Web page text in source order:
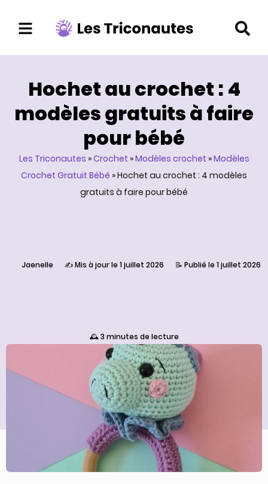
Aller
au
Hochet au crochet : 4
modèles gratuits à faire
pour bébé
Les Triconautes »Crochet »Modèles crochet »Modèles
Crochet Gratuit Bébé »Hochet au crochet : 4 modèles
gratuits à faire pour bébé
Jaenelle ✍️ Mis à jour le 1 juillet 2026 📝 Publié le 1 juillet 2026
🕰️ 3 minutes de lecture